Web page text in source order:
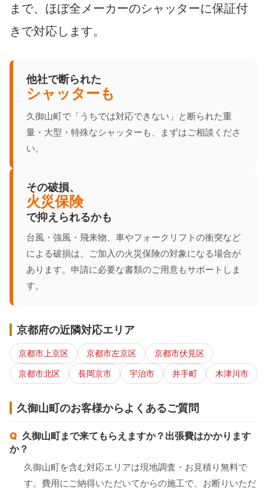
まで、ほぼ全メーカーのシャッターに保証付
きで対応します。
他社で断られた
シャッターも
久御山町で「うちでは対応できない」と断られた重
量・大型・特殊なシャッターも、まずはご相談くださ
い。
その破損、
火災保険
で抑えられるかも
台風・強風・飛来物、車やフォークリフトの衝突など
による破損は、ご加入の火災保険の対象になる場合が
あります。申請に必要な書類のご用意もサポートしま
す。
京都府の近隣対応エリア
京都市上京区 京都市左京区
京都市伏見区
京都市北区
長岡京市 宇治市 井手町 木津川市
久御山町のお客様からよくあるご質問
久御山町まで来てもらえますか？出張費はかかります
か？
久御山町を含む対応エリアは現地調査・お見積り無料で
す。費用にご納得いただいてからの施工で、お断りいただ